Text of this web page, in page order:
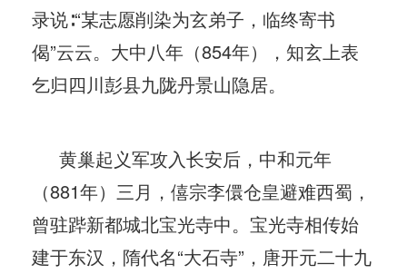
录说∶“某志愿削染为玄弟子，临终寄书
偈”云云。大中八年（854年），知玄上表
乞归四川彭县九陇丹景山隐居。
黄巢起义军攻入长安后，中和元年
（881年）三月，僖宗李儇仓皇避难西蜀，
曾驻跸新都城北宝光寺中。宝光寺相传始
建于东汉，隋代名“大石寺”，唐开元二十九